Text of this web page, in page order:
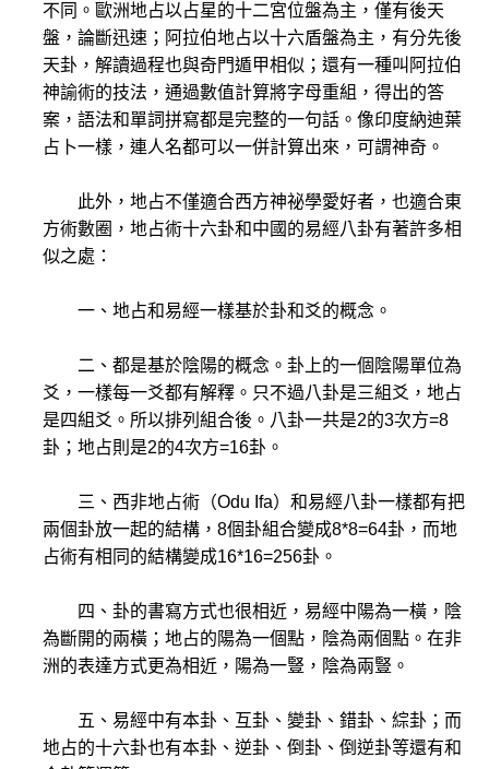
不同。歐洲地占以占星的十二宮位盤為主，僅有後天
盤，論斷迅速；阿拉伯地占以十六盾盤為主，有分先後
天卦，解讀過程也與奇門遁甲相似；還有一種叫阿拉伯
神諭術的技法，通過數值計算將字母重組，得出的答
案，語法和單詞拼寫都是完整的一句話。像印度納迪葉
占卜一樣，連人名都可以一併計算出來，可謂神奇。
此外，地占不僅適合西方神祕學愛好者，也適合東
方術數圈，地占術十六卦和中國的易經八卦有著許多相
似之處：
一、地占和易經一樣基於卦和爻的概念。
二、都是基於陰陽的概念。卦上的一個陰陽單位為
爻，一樣每一爻都有解釋。只不過八卦是三組爻，地占
是四組爻。所以排列組合後。八卦一共是2的3次方=8
卦；地占則是2的4次方=16卦。
三、西非地占術（Odu Ifa）和易經八卦一樣都有把
兩個卦放一起的結構，8個卦組合變成8*8=64卦，而地
占術有相同的結構變成16*16=256卦。
四、卦的書寫方式也很相近，易經中陽為一橫，陰
為斷開的兩橫；地占的陽為一個點，陰為兩個點。在非
洲的表達方式更為相近，陽為一豎，陰為兩豎。
五、易經中有本卦、互卦、變卦、錯卦、綜卦；而
地占的十六卦也有本卦、逆卦、倒卦、倒逆卦等還有和